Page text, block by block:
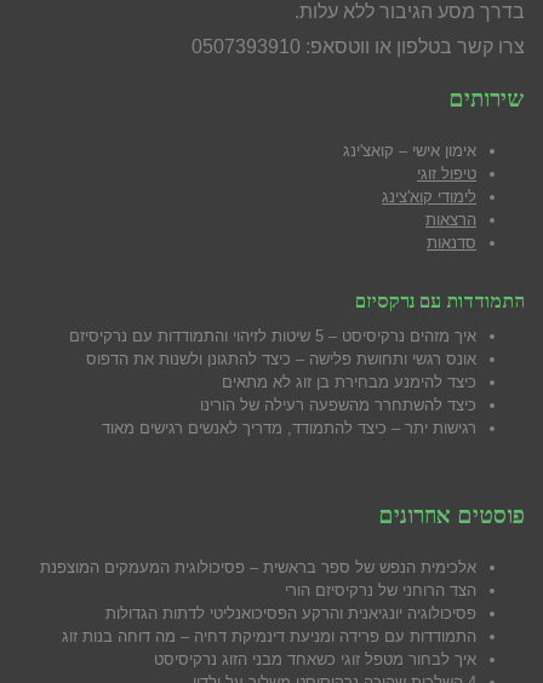
בדרך מסע הגיבור ללא עלות.
צרו קשר בטלפון או ווטסאפ: 0507393910
שירותים
אימון אישי – קואצ'ינג
טיפול זוגי
לימודי קוא'צינג
הרצאות
סדנאות
התמודדות עם נרקסיזם
איך מזהים נרקיסיסט – 5 שיטות לזיהוי והתמודדות עם נרקיסיזם
אונס רגשי ותחושת פלישה – כיצד להתגונן ולשנות את הדפוס
כיצד להימנע מבחירת בן זוג לא מתאים
כיצד להשתחרר מהשפעה רעילה של הורינו
רגישות יתר – כיצד להתמודד, מדריך לאנשים רגישים מאוד
פוסטים אחרונים
אלכימית הנפש של ספר בראשית – פסיכולוגית המעמקים המוצפנת
הצד הרוחני של נרקיסיזם הורי
פסיכולוגיה יונגיאנית והרקע הפסיכואנליטי לדתות הגדולות
התמודדות עם פרידה ומניעת דינמיקת דחיה – מה דוחה בנות זוג
איך לבחור מטפל זוגי כשאחד מבני הזוג נרקיסיסט